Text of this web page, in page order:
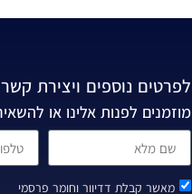
לפרטים נוספים ויצירת קשר
מוזמנים לפנות אלינו או
מאשר קבלת דדיוור וחומר פרסמי